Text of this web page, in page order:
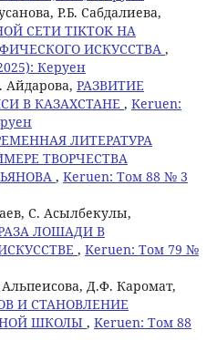
Р.Б. Сабдалиева,
СЕТИ TIKTOK НА
ИСКУССТВА ,
Керуен
РАЗВИТИЕ
В КАЗАХСТАНЕ , Keruen:
ЛИТЕРАТУРА
ТВОРЧЕСТВА
, Keruen: Том 88 № 3
C. Асылбекулы,
ЛОШАДИ В
, Keruen: Том 79 №
Д.Ф. Каромат,
И СТАНОВЛЕНИЕ
ШКОЛЫ , Keruen: Том 88